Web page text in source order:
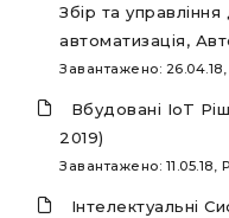
Збір та
автоматизація,
Завантажено: 26.04.18,
Вбудовані IoT
2019)
Завантажено: 11.05.18,
Інтелектуальні